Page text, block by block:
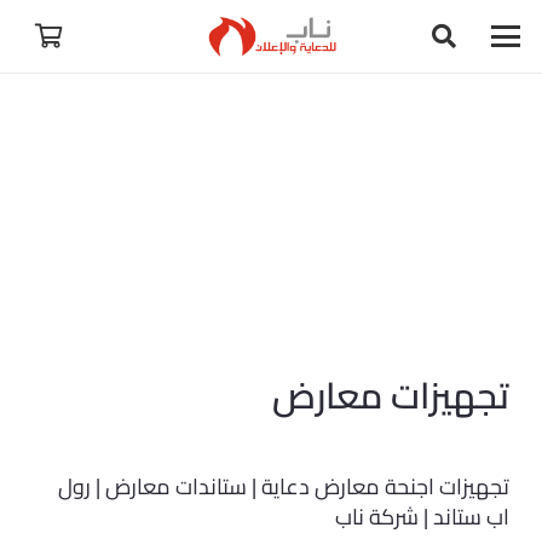
تجهيزات معارض
تجهيزات اجنحة معارض دعاية | ستاندات معارض | رول
اب ستاند | شركة ناب